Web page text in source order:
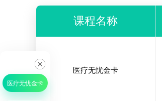
课程名称
医疗无忧金卡
医疗无忧金卡